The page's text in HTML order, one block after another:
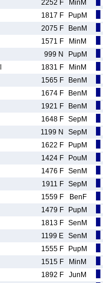
2252 F MinM
1817 F PupM
2075 F BenM
1571 F MinM
999 N PupM
1831 F MinM
1565 F BenM
1674 F BenM
1921 F BenM
1648 F SepM
1199 N SepM
1622 F PupM
1424 F PouM
1476 F SenM
1911 F SepM
1559 F BenF
1479 F PupM
1813 F SenM
1199 E SenM
1555 F PupM
1515 F MinM
1892 F JunM